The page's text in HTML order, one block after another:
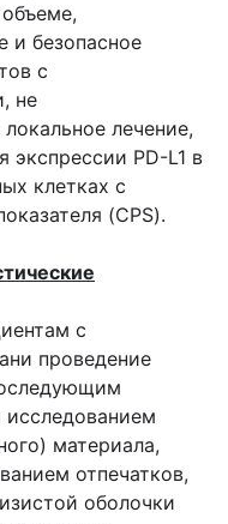
и безопасное
с
не
лечение,
экспрессии PD-L1 в
клетках с
(CPS).
с
проведение
исследованием
материала,
отпечатков,
оболочки